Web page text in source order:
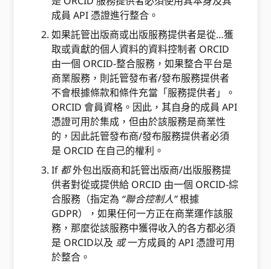
成員 API 憑證進行整合。
如果託管出版商或出版服務提供者是從…獲
取或貢獻的個人資料的資料控制者 ORCID
由一個 ORCID-整合服務，如果整合平台是
商業服務，則託管發布者/發布服務提供者
不會根據條款和條件充當「服務提供者」。
ORCID 會員資格。因此，其自身的成員 API
憑證可用於集成，但由於該服務是商業性
的，因此託管發布商/發布服務提供者必須
是 ORCID 在自己的權利。
If 都外包出版商和託管出版商/出版服務提
供者對從或提供給 ORCID 由一個 ORCID-綜
合服務（指定為 “聯合控制人”根據
GDPR），如果任何一方正在商業運作該服
務，那麼從該服務中獲得收入的各方都必須
是 ORCID以及 或一方成員的 API 憑證可用
於整合。